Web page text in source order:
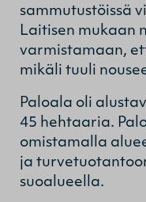
sammutustöissä
Laitisen mukaan
varmistamaan,
mikäli tuuli
Paloala oli
45 hehtaaria.
omistamalla
ja
suoalueella.